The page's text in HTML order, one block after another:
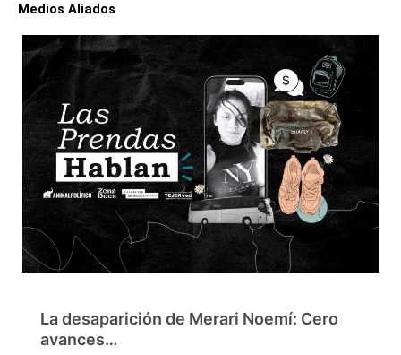
Medios Aliados
La desaparición de Merari Noemí: Cero
avances…